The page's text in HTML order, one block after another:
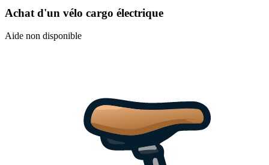
Achat d'un vélo cargo électrique
Aide non disponible